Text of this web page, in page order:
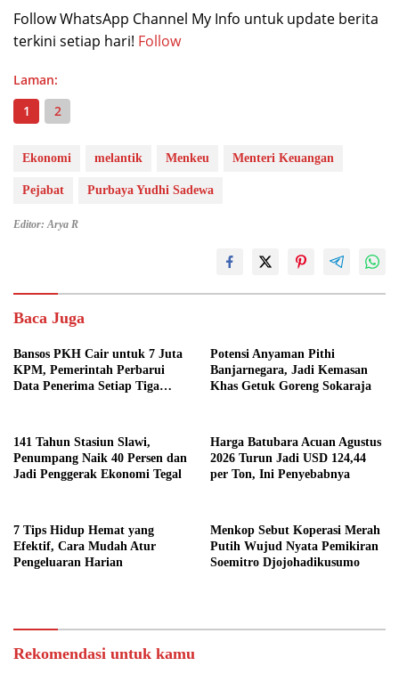
Follow WhatsApp Channel My Info untuk update berita
terkini setiap hari! Follow
Laman:
1
2
Ekonomi melantik Menkeu Menteri Keuangan
Pejabat Purbaya Yudhi Sadewa
Editor: Arya R
Baca Juga
Bansos PKH Cair untuk 7 Juta
KPM, Pemerintah Perbarui
Data Penerima Setiap Tiga
Potensi Anyaman Pithi
Banjarnegara, Jadi Kemasan
Khas Getuk Goreng Sokaraja
141 Tahun Stasiun Slawi,
Penumpang Naik 40 Persen dan
Jadi Penggerak Ekonomi Tegal
Harga Batubara Acuan Agustus
2026 Turun Jadi USD 124,44
per Ton, Ini Penyebabnya
7 Tips Hidup Hemat yang
Efektif, Cara Mudah Atur
Pengeluaran Harian
Menkop Sebut Koperasi Merah
Putih Wujud Nyata Pemikiran
Soemitro Djojohadikusumo
Rekomendasi untuk kamu